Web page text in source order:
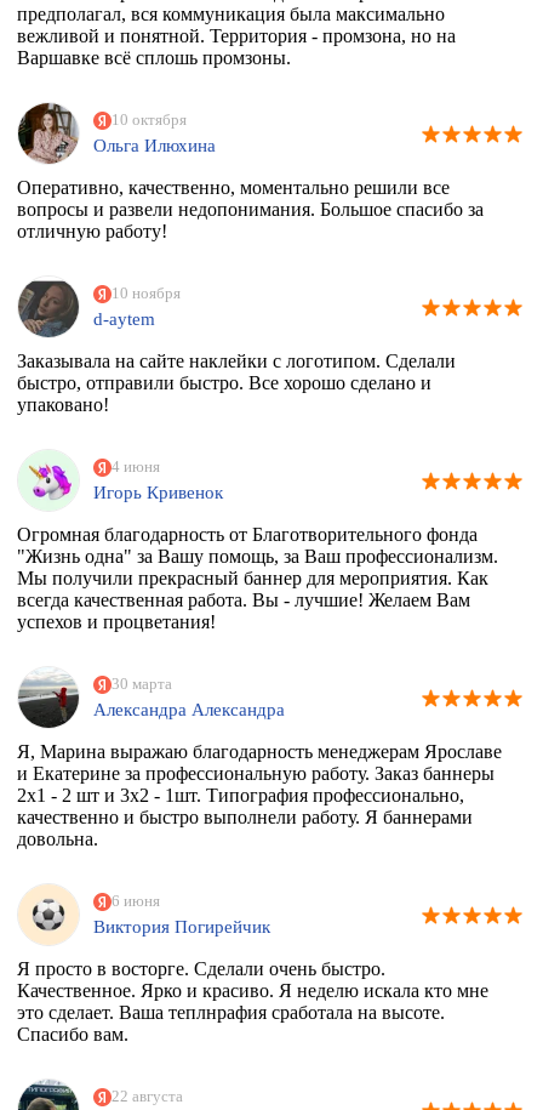
предполагал, вся коммуникация была максимально
вежливой и понятной. Территория - промзона, но на
Варшавке всё сплошь промзоны.
10 октября
Ольга Илюхина
Оперативно, качественно, моментально решили все
вопросы и развели недопонимания. Большое спасибо за
отличную работу!
10 ноября
d-aytem
Заказывала на сайте наклейки с логотипом. Сделали
быстро, отправили быстро. Все хорошо сделано и
упаковано!
4 июня
Игорь Кривенок
Огромная благодарность от Благотворительного фонда
"Жизнь одна" за Вашу помощь, за Ваш профессионализм.
Мы получили прекрасный баннер для мероприятия. Как
всегда качественная работа. Вы - лучшие! Желаем Вам
успехов и процветания!
30 марта
Александра Александра
Я, Марина выражаю благодарность менеджерам Ярославе
и Екатерине за профессиональную работу. Заказ баннеры
2х1 - 2 шт и 3х2 - 1шт. Типография профессионально,
качественно и быстро выполнели работу. Я баннерами
довольна.
6 июня
Виктория Погирейчик
Я просто в восторге. Сделали очень быстро.
Качественное. Ярко и красиво. Я неделю искала кто мне
это сделает. Ваша теплнрафия сработала на высоте.
Спасибо вам.
22 августа